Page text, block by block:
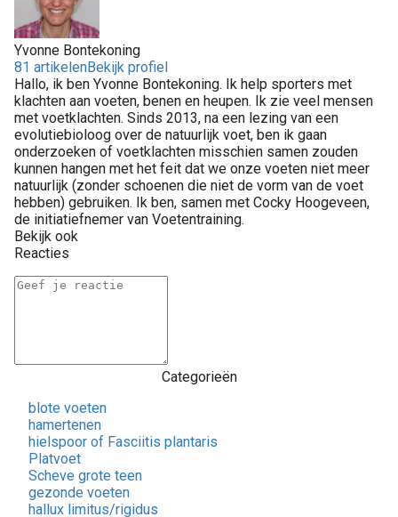
Yvonne Bontekoning
81 artikelenBekijk profiel
Hallo, ik ben Yvonne Bontekoning. Ik help sporters met
klachten aan voeten, benen en heupen. Ik zie veel mensen
met voetklachten. Sinds 2013, na een lezing van een
evolutiebioloog over de natuurlijk voet, ben ik gaan
onderzoeken of voetklachten misschien samen zouden
kunnen hangen met het feit dat we onze voeten niet meer
natuurlijk (zonder schoenen die niet de vorm van de voet
hebben) gebruiken. Ik ben, samen met Cocky Hoogeveen,
de initiatiefnemer van Voetentraining.
Bekijk ook
Reacties
Categorieën
blote voeten
hamertenen
hielspoor of Fasciitis plantaris
Platvoet
Scheve grote teen
gezonde voeten
hallux limitus/rigidus